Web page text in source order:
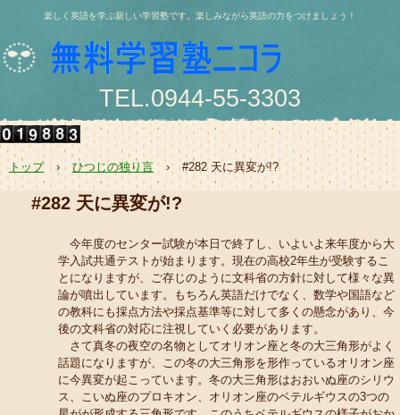
楽しく英語を学ぶ新しい学習塾です。楽しみながら英語の力をつけましょう！
TEL.0944-55-3303
〒836-0844 大牟田市浄真町114番地 浄真ビル202号
e-mail:nishio@jukunicolas.net
トップ › ひつじの独り言 › #282 天に異変が!?
#282 天に異変が!?
今年度のセンター試験が本日で終了し、いよいよ来年度から大
学入試共通テストが始まります。現在の高校2年生が受験するこ
とになりますが、ご存じのように文科省の方針に対して様々な異
論が噴出しています。もちろん英語だけでなく、数学や国語など
の教科にも採点方法や採点基準等に対して多くの懸念があり、今
後の文科省の対応に注視していく必要があります。
さて真冬の夜空の名物としてオリオン座と冬の大三角形がよく
話題になりますが、この冬の大三角形を形作っているオリオン座
に今異変が起こっています。冬の大三角形はおおいぬ座のシリウ
ス、こいぬ座のプロキオン、オリオン座のベテルギウスの3つの